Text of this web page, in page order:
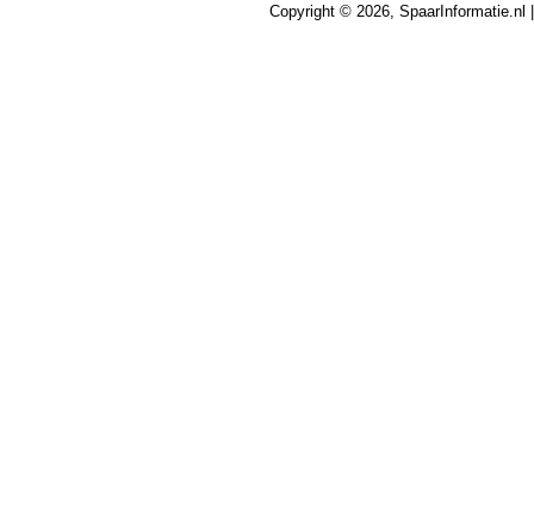
Copyright © 2026, SpaarInformatie.nl